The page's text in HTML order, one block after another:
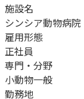
施設名
シンシア動物病院
雇用形態
正社員
専門・分野
小動物一般
勤務地